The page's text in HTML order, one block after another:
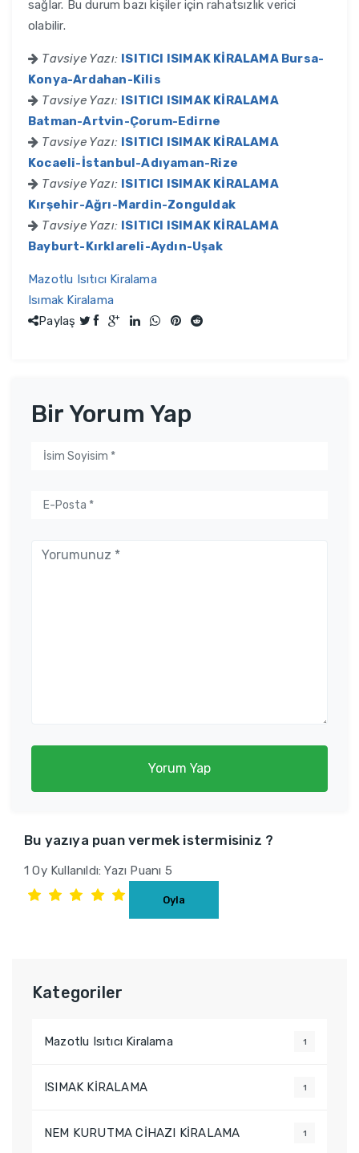
sağlar. Bu durum bazı kişiler için rahatsızlık verici
olabilir.
Tavsiye Yazı: ISITICI ISIMAK KİRALAMA Bursa-
Konya-Ardahan-Kilis
Tavsiye Yazı: ISITICI ISIMAK KİRALAMA
Batman-Artvin-Çorum-Edirne
Tavsiye Yazı: ISITICI ISIMAK KİRALAMA
Kocaeli-İstanbul-Adıyaman-Rize
Tavsiye Yazı: ISITICI ISIMAK KİRALAMA
Kırşehir-Ağrı-Mardin-Zonguldak
Tavsiye Yazı: ISITICI ISIMAK KİRALAMA
Bayburt-Kırklareli-Aydın-Uşak
Mazotlu Isıtıcı Kiralama
Isımak Kiralama
Paylaş
Bir Yorum Yap
Yorum Yap
Bu yazıya puan vermek istermisiniz ?
1 Oy Kullanıldı: Yazı Puanı 5
Kategoriler
Mazotlu Isıtıcı Kiralama 1
ISIMAK KİRALAMA 1
NEM KURUTMA CİHAZI KİRALAMA 1